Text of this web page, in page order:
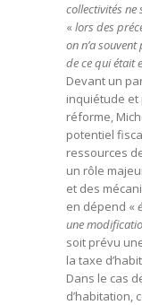
collectivités
« lors des
on n’a
de ce qui était
Devant un
inquiétude et
réforme,
potentiel
ressources
un rôle
et des
en dépend «
une
soit prévu
la taxe
Dans le cas
d’habitation,